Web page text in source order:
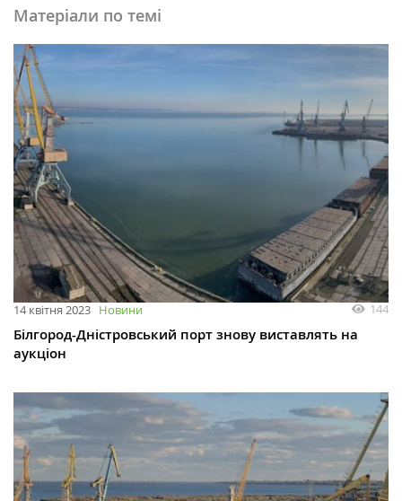
Матеріали по темі
14 квітня 2023 Новини 144
Білгород-Дністровський порт знову виставлять на
аукціон